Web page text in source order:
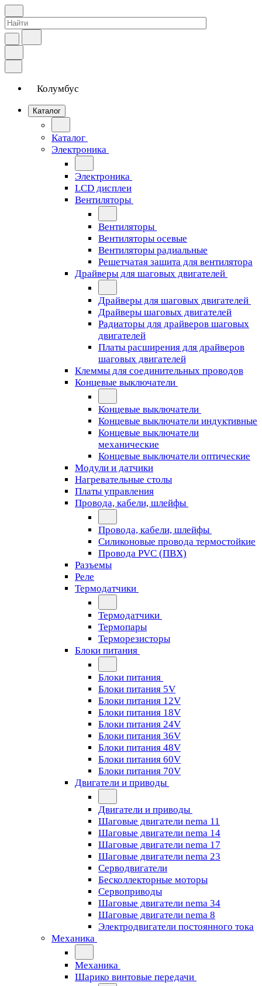
Колумбус
Каталог
Каталог
Электроника
Электроника
LCD дисплеи
Вентиляторы
Вентиляторы
Вентиляторы осевые
Вентиляторы радиальные
Решетчатая защита для вентилятора
Драйверы для шаговых двигателей
Драйверы для шаговых двигателей
Драйверы шаговых двигателей
Радиаторы для драйверов шаговых
двигателей
Платы расширения для драйверов
шаговых двигателей
Клеммы для соединительных проводов
Концевые выключатели
Концевые выключатели
Концевые выключатели индуктивные
Концевые выключатели
механические
Концевые выключатели оптические
Модули и датчики
Нагревательные столы
Платы управления
Провода, кабели, шлейфы
Провода, кабели, шлейфы
Силиконовые провода термостойкие
Провода PVC (ПВХ)
Разъемы
Реле
Термодатчики
Термодатчики
Термопары
Терморезисторы
Блоки питания
Блоки питания
Блоки питания 5V
Блоки питания 12V
Блоки питания 18V
Блоки питания 24V
Блоки питания 36V
Блоки питания 48V
Блоки питания 60V
Блоки питания 70V
Двигатели и приводы
Двигатели и приводы
Шаговые двигатели nema 11
Шаговые двигатели nema 14
Шаговые двигатели nema 17
Шаговые двигатели nema 23
Cерводвигатели
Бесколлекторные моторы
Сервоприводы
Шаговые двигатели nema 34
Шаговые двигатели nema 8
Электродвигатели постоянного тока
Механика
Механика
Шарико винтовые передачи